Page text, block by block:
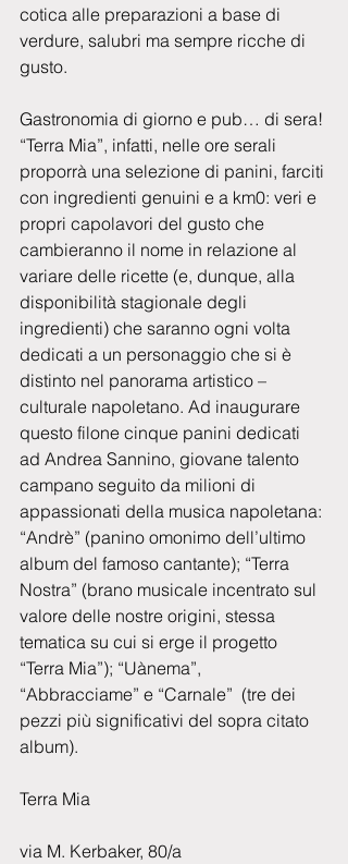
cotica alle preparazioni a base di
verdure, salubri ma sempre ricche di
gusto.
Gastronomia di giorno e pub… di sera!
“Terra Mia”, infatti, nelle ore serali
proporrà una selezione di panini, farciti
con ingredienti genuini e a km0: veri e
propri capolavori del gusto che
cambieranno il nome in relazione al
variare delle ricette (e, dunque, alla
disponibilità stagionale degli
ingredienti) che saranno ogni volta
dedicati a un personaggio che si è
distinto nel panorama artistico –
culturale napoletano. Ad inaugurare
questo filone cinque panini dedicati
ad Andrea Sannino, giovane talento
campano seguito da milioni di
appassionati della musica napoletana:
“Andrè” (panino omonimo dell’ultimo
album del famoso cantante); “Terra
Nostra” (brano musicale incentrato sul
valore delle nostre origini, stessa
tematica su cui si erge il progetto
“Terra Mia”); “Uànema”,
“Abbracciame” e “Carnale”  (tre dei
pezzi più significativi del sopra citato
album).
Terra Mia
via M. Kerbaker, 80/a